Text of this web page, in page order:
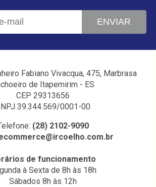
ENVIAR
Fabiano Vivacqua, 475, Marbrasa
de Itapemirim - ES
CEP 29313656
39.344.569/0001-00
(28) 2102-9090
de funcionamento
à Sexta de 8h às 18h
Sábados 8h às 12h